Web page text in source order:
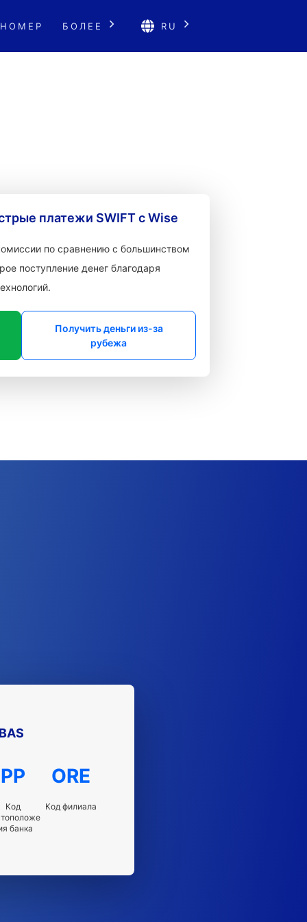
БОЛЕЕ RU
платежи SWIFT с Wise
по сравнению с большинством
поступление денег благодаря
Получить деньги из-за
рубежа
PP
Код
банка
ORE
Код филиала